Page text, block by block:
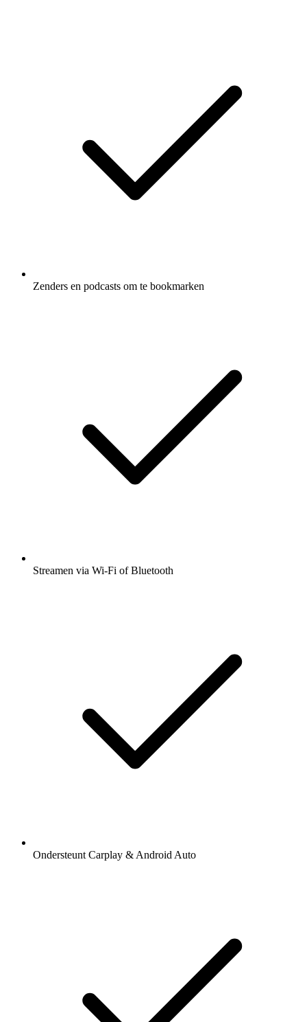
Zenders en podcasts om te bookmarken
Streamen via Wi-Fi of Bluetooth
Ondersteunt Carplay & Android Auto